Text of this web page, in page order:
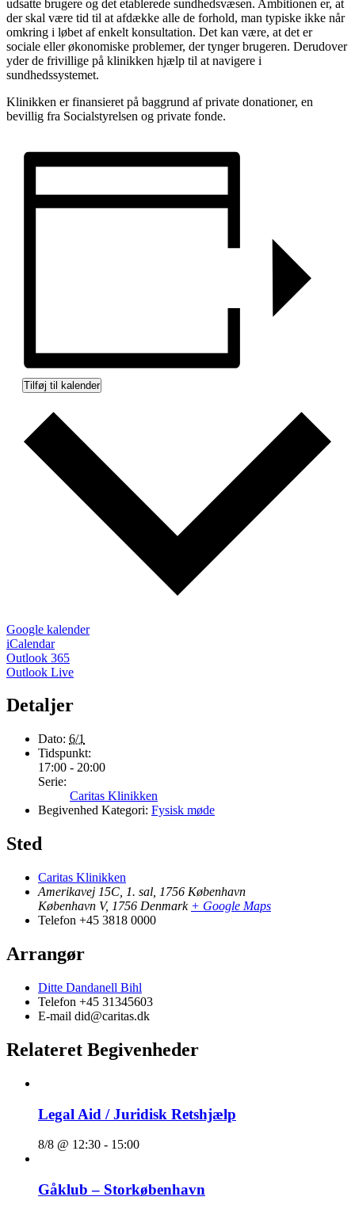
udsatte brugere og det etablerede sundhedsvæsen. Ambitionen er, at
der skal være tid til at afdække alle de forhold, man typiske ikke når
omkring i løbet af enkelt konsultation. Det kan være, at det er
sociale eller økonomiske problemer, der tynger brugeren. Derudover
yder de frivillige på klinikken hjælp til at navigere i
sundhedssystemet.
Klinikken er finansieret på baggrund af private donationer, en
bevillig fra Socialstyrelsen og private fonde.
Tilføj til kalender
Google kalender
iCalendar
Outlook 365
Outlook Live
Detaljer
Dato: 6/1
Tidspunkt:
17:00 - 20:00
Serie:
Caritas Klinikken
Begivenhed Kategori: Fysisk møde
Sted
Caritas Klinikken
Amerikavej 15C, 1. sal, 1756 København
København V, 1756 Denmark + Google Maps
Telefon +45 3818 0000
Arrangør
Ditte Dandanell Bihl
Telefon +45 31345603
E-mail did@caritas.dk
Relateret Begivenheder
Legal Aid / Juridisk Retshjælp
8/8 @ 12:30 - 15:00
Gåklub – Storkøbenhavn